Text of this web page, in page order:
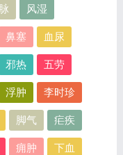
风湿
鼻塞 血尿
邪热 五劳
浮肿 李时珍
脚气 疟疾
痈肿 下血